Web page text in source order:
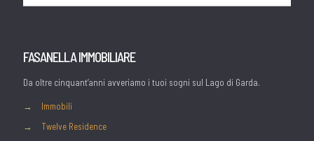
FASANELLA IMMOBILIARE
Da oltre cinquant’anni avveriamo i tuoi sogni sul Lago di Garda.
→
Immobili
→
Twelve Residence